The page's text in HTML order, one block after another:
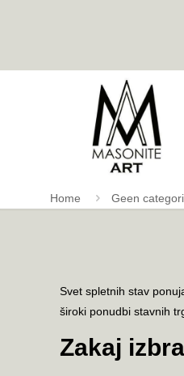
Home Geen
Svet spletnih stav
široki ponudbi stavnih
Zakaj